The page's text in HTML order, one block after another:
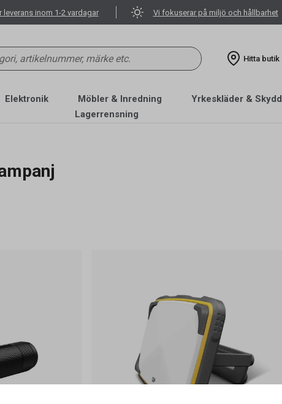
leverans inom 1-2 vardagar Vi fokuserar på miljö och hållbarhet
Hitta butik
Elektronik Möbler & Inredning Yrkeskläder & Skydd
Lagerrensning